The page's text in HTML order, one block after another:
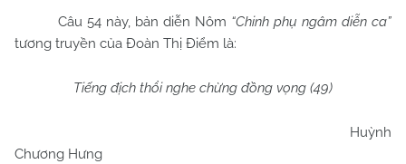
Câu 54 này, bản diễn Nôm “Chinh phụ ngâm diễn ca”
tương truyền của Đoàn Thị Điểm là:
Tiếng địch thổi nghe chừng đồng vọng (49)
Huỳnh
Chương Hưng